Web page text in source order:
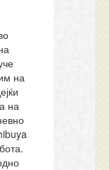
на
на